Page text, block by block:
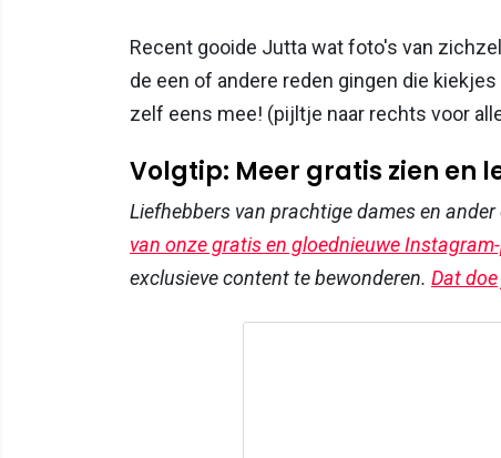
Recent gooide Jutta wat foto's van
de een of andere reden gingen die
zelf eens mee! (pijltje naar rechts voor
Volgtip: Meer gratis zien en
Liefhebbers van prachtige dames en
van onze gratis en gloednieuwe
exclusieve content te bewonderen. Dat